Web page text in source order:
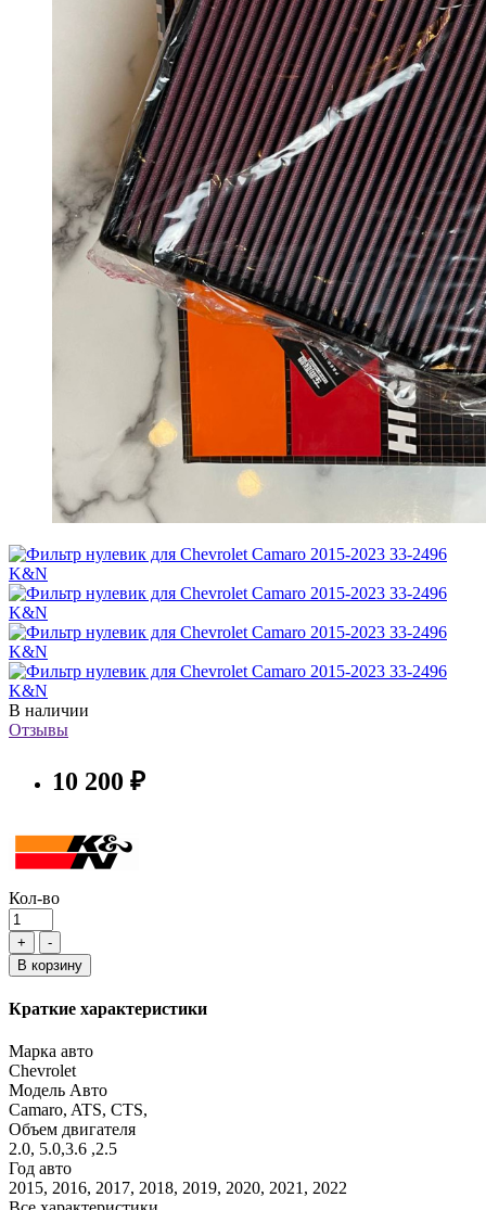
В наличии
Отзывы
10 200 ₽
Кол-во
+
-
В корзину
Краткие характеристики
Марка авто
Chevrolet
Модель Авто
Camaro, ATS, CTS,
Объем двигателя
2.0, 5.0,3.6 ,2.5
Год авто
2015, 2016, 2017, 2018, 2019, 2020, 2021, 2022